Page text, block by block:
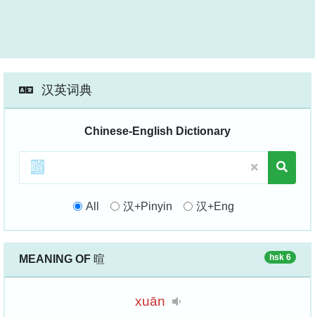
汉英词典
Chinese-English Dictionary
All 汉+Pinyin 汉+Eng
MEANING OF 暄 hsk 6
xuān